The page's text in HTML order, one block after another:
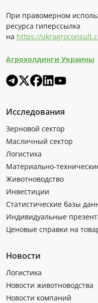
При правомерном
ресурса гиперссылка
на https://
Агрохолдинги Украины
Исследования
Зерновой сектор
Масличный сектор
Логистика
Материально-
Животноводство
Инвестиции
Статистические базы
Индивидуальные
Ценовые справки на
Новости
Логистика
Новости животноводства
Новости компаний